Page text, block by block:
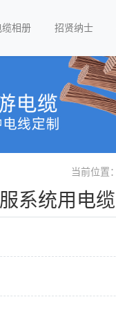
缆相册 招贤纳士
当前位置：
系统用电缆